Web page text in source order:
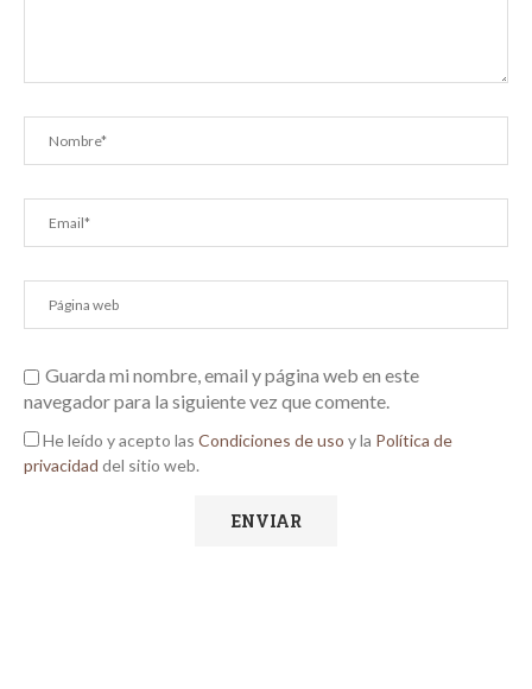
Guarda mi nombre, email y página web en este
navegador para la siguiente vez que comente.
He leído y acepto las Condiciones de uso y la Política de
privacidad del sitio web.